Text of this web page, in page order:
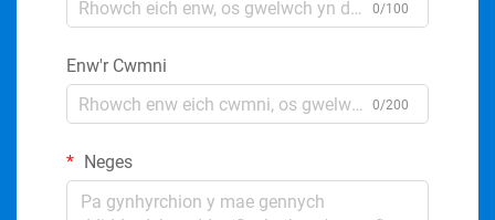
0/100
Enw'r Cwmni
0/200
Neges